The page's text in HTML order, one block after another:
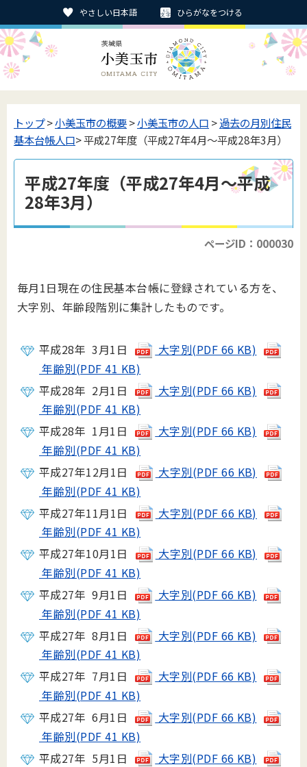
やさしい日本語 ひらがなをつける
トップ>小美玉市の概要>小美玉市の人口 >過去の月別住民
基本台帳人口> 平成27年度（平成27年4月～平成28年3月）
平成27年度（平成27年4月～平成
28年3月）
ページID：000030
毎月1日現在の住民基本台帳に登録されている方を、
大字別、年齢段階別に集計したものです。
平成28年 3月1日
大字別(PDF 66 KB)
年齢別(PDF 41 KB)
平成28年 2月1日
大字別(PDF 66 KB)
年齢別(PDF 41 KB)
平成28年 1月1日
大字別(PDF 66 KB)
年齢別(PDF 41 KB)
平成27年12月1日
大字別(PDF 66 KB)
年齢別(PDF 41 KB)
平成27年11月1日
大字別(PDF 66 KB)
年齢別(PDF 41 KB)
平成27年10月1日
大字別(PDF 66 KB)
年齢別(PDF 41 KB)
平成27年 9月1日
大字別(PDF 66 KB)
年齢別(PDF 41 KB)
平成27年 8月1日
大字別(PDF 66 KB)
年齢別(PDF 41 KB)
平成27年 7月1日
大字別(PDF 66 KB)
年齢別(PDF 41 KB)
平成27年 6月1日
大字別(PDF 66 KB)
年齢別(PDF 41 KB)
平成27年 5月1日
大字別(PDF 66 KB)